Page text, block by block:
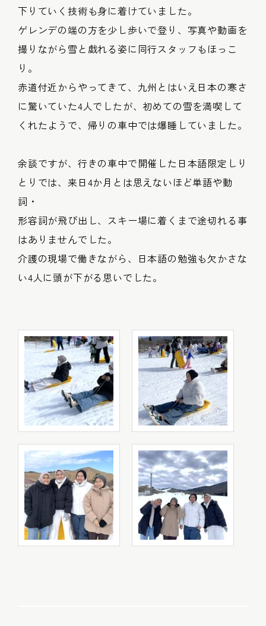
下りていく技術も身に着けていました。
ゲレンデの端の方を少し歩いで登り、写真や動画を
撮りながら雪と戯れる姿に同行スタッフもほっこ
り。
赤道付近からやってきて、九州とはいえ日本の寒さ
に驚いていた4人でしたが、初めての雪を満喫して
くれたようで、帰りの車中では爆睡していました。
余談ですが、行きの車中で開催した日本語限定しり
とりでは、来日4か月とは思えないほど単語や動
詞・
形容詞が飛び出し、スキー場に着くまで途切れる事
はありませんでした。
介護の現場で働きながら、日本語の勉強も欠かさな
い4人に頭が下がる思いでした。